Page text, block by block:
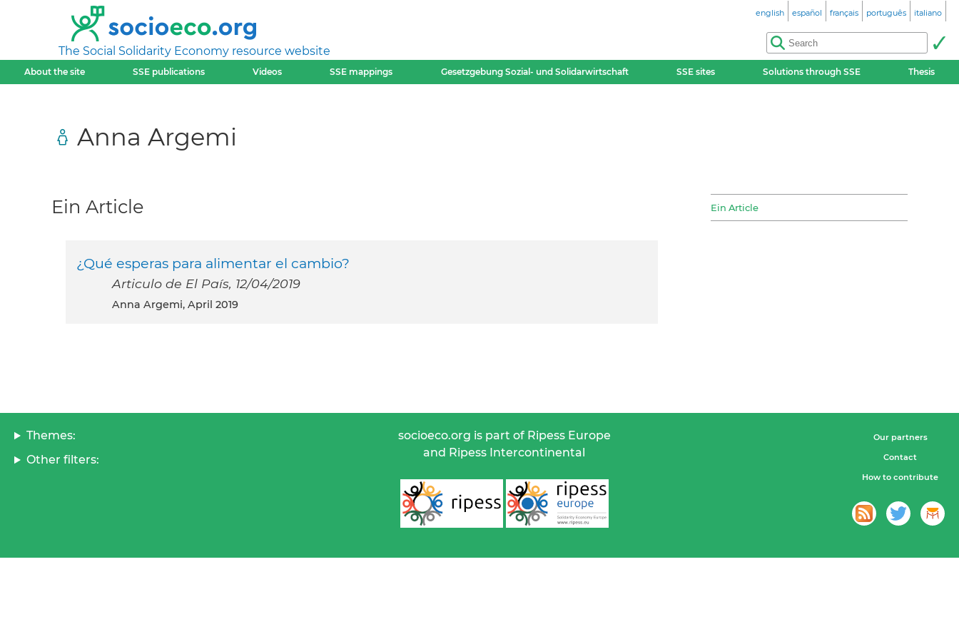
The Social Solidarity Economy resource website
english español français português italiano
About the site SSE publications Videos SSE mappings Gesetzgebung Sozial- und Solidarwirtschaft SSE sites Solutions through SSE Thesis
Anna Argemi
Ein Article
Ein Article
¿Qué esperas para alimentar el cambio?
Articulo de El País, 12/04/2019
Anna Argemi, April 2019
Themes:
Other filters:
socioeco.org is part of Ripess Europe
and Ripess Intercontinental
Our partners
Contact
How to contribute